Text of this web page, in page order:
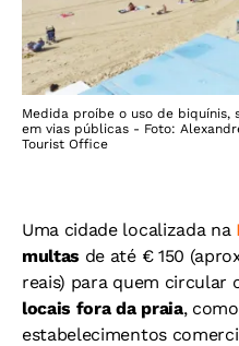
Medida proíbe o uso de biquínis,
em vias públicas - Foto:
Tourist Office
Uma cidade localizada na
multas de até € 150
reais) para quem circular
locais fora da praia,
estabelecimentos